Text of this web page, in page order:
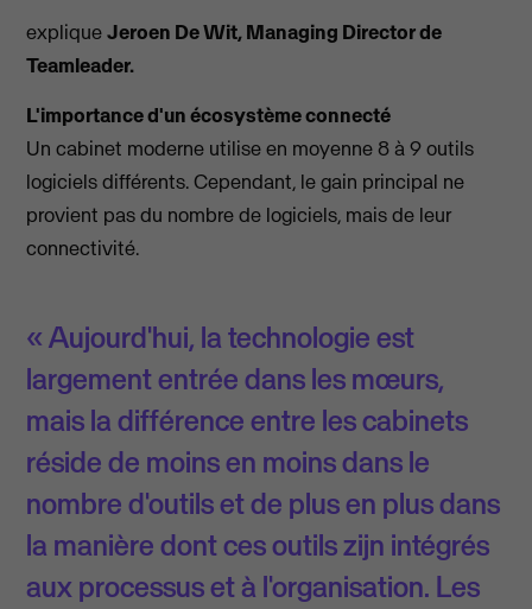
expliqueJeroen De Wit, Managing Director de
Teamleader.
L'importance d'un écosystème connecté
Un cabinet moderne utilise en moyenne 8 à 9 outils
logiciels différents. Cependant, le gain principal ne
provient pas du nombre de logiciels, mais de leur
connectivité.
« Aujourd'hui, la technologie est
largement entrée dans les mœurs,
mais la différence entre les cabinets
réside de moins en moins dans le
nombre d'outils et de plus en plus dans
la manière dont ces outils zijn intégrés
aux processus et à l'organisation. Les